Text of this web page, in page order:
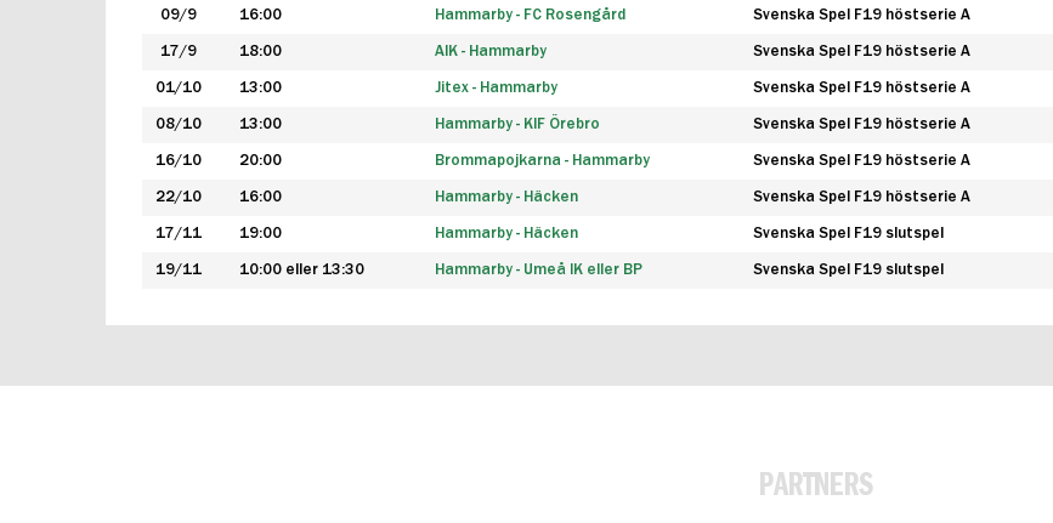
09/9 16:00 Hammarby - FC Rosengård Svenska Spel F19 höstserie A
17/9 18:00 AIK - Hammarby Svenska Spel F19 höstserie A
01/10 13:00 Jitex - Hammarby Svenska Spel F19 höstserie A
08/10 13:00 Hammarby - KIF Örebro Svenska Spel F19 höstserie A
16/10 20:00 Brommapojkarna - Hammarby Svenska Spel F19 höstserie A
22/10 16:00 Hammarby - Häcken Svenska Spel F19 höstserie A
17/11 19:00 Hammarby - Häcken Svenska Spel F19 slutspel
19/11 10:00 eller 13:30 Hammarby - Umeå IK eller BP Svenska Spel F19 slutspel
PARTNERS